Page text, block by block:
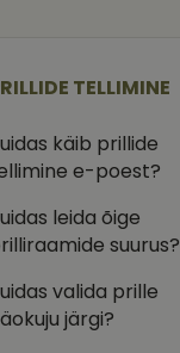
TELLIMINE
käib prillide
e-poest?
leida õige
suurus?
valida prille
järgi?